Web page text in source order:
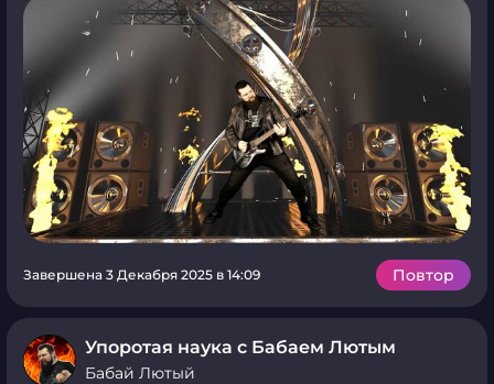
Завершена 3 Декабря 2025 в 14:09 Повтор
Упоротая наука с Бабаем Лютым
Бабай Лютый